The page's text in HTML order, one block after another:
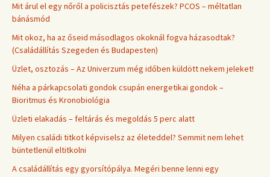
Mit árul el egy nőről a policisztás petefészek? PCOS – méltatlan
bánásmód
Mit okoz, ha az őseid másodlagos okoknál fogva házasodtak?
(Családállítás Szegeden és Budapesten)
Üzlet, osztozás – Az Univerzum még időben küldött nekem jeleket!
Néha a párkapcsolati gondok csupán energetikai gondok –
Bioritmus és Kronobiológia
Üzleti elakadás – feltárás és megoldás 5 perc alatt
Milyen családi titkot képviselsz az életeddel? Semmit nem lehet
büntetlenül eltitkolni
A családállítás egy gyorsítópálya. Megéri benne lenni egy